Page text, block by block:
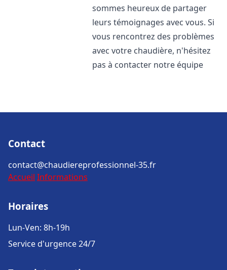
sommes heureux de partager
leurs témoignages avec vous. Si
vous rencontrez des problèmes
avec votre chaudière, n'hésitez
pas à contacter notre équipe
Contact
contact@chaudiereprofessionnel-35.fr
Accueil Informations
Horaires
Lun-Ven: 8h-19h
Service d'urgence 24/7